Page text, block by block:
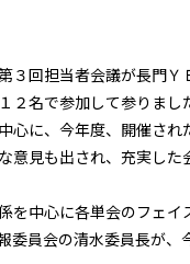
３回担当者会議が長門Ｙ
名で参加して参りまし
心に、今年度、開催され
意見も出され、充実した
を中心に各単会のフェイ
委員会の清水委員長が、